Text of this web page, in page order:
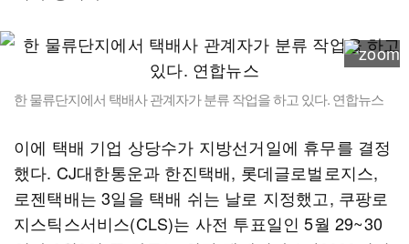
한 물류단지에서 택배사 관계자가 분류 작업을 하고 있다. 연합뉴스
이에 택배 기업 상당수가 지방선거일에 휴무를 결정
했다. CJ대한통운과 한진택배, 롯데글로벌로지스,
로젠택배는 3일을 택배 쉬는 날로 지정했고, 쿠팡로
지스틱스서비스(CLS)는 사전 투표일인 5월 29~30